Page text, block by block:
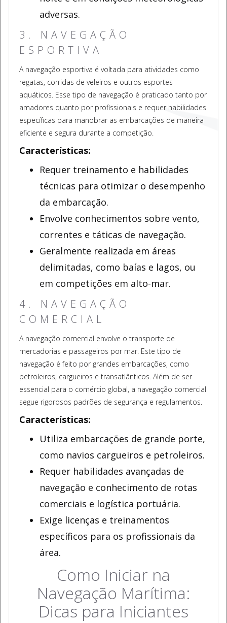
adversas.
3. NAVEGAÇÃO
ESPORTIVA
A navegação esportiva é voltada para atividades como
regatas, corridas de veleiros e outros esportes
aquáticos. Esse tipo de navegação é praticado tanto por
amadores quanto por profissionais e requer habilidades
específicas para manobrar as embarcações de maneira
eficiente e segura durante a competição.
Características:
Requer treinamento e habilidades
técnicas para otimizar o desempenho
da embarcação.
Envolve conhecimentos sobre vento,
correntes e táticas de navegação.
Geralmente realizada em áreas
delimitadas, como baías e lagos, ou
em competições em alto-mar.
4. NAVEGAÇÃO
COMERCIAL
A navegação comercial envolve o transporte de
mercadorias e passageiros por mar. Este tipo de
navegação é feito por grandes embarcações, como
petroleiros, cargueiros e transatlânticos. Além de ser
essencial para o comércio global, a navegação comercial
segue rigorosos padrões de segurança e regulamentos.
Características:
Utiliza embarcações de grande porte,
como navios cargueiros e petroleiros.
Requer habilidades avançadas de
navegação e conhecimento de rotas
comerciais e logística portuária.
Exige licenças e treinamentos
específicos para os profissionais da
área.
Como Iniciar na
Navegação Marítima:
Dicas para Iniciantes